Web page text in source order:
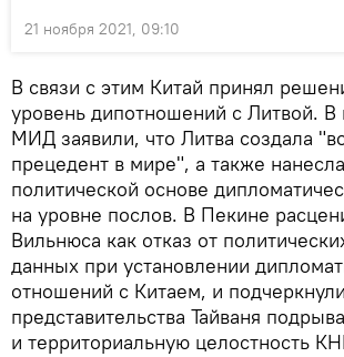
21 ноября 2021, 09:10
В связи с этим Китай принял
уровень дипотношений с Литвой. В
МИД заявили, что Литва создала
прецедент в мире", а также
политической основе
на уровне послов. В Пекине
Вильнюса как отказ от
данных при установлении
отношений с Китаем, и
представительства Тайваня
и территориальную целостность